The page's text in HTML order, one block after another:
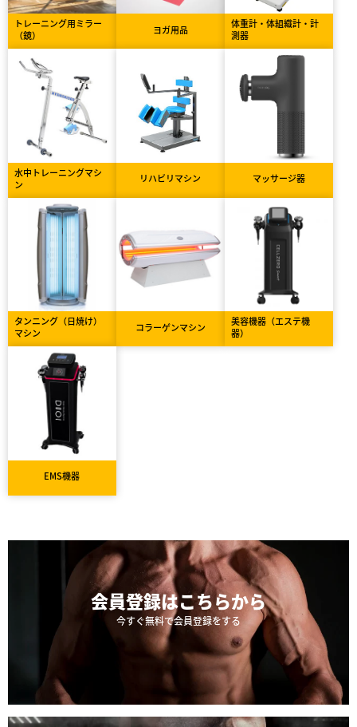
トレーニング用ミラー
（鏡）
ヨガ用品
体重計・体組織計・計
測器
水中トレーニングマシ
ン
リハビリマシン マッサージ器
タンニング（日焼け）
マシン
コラーゲンマシン
美容機器（エステ機
器）
EMS機器
会員登録はこちらから
今すぐ無料で会員登録をする